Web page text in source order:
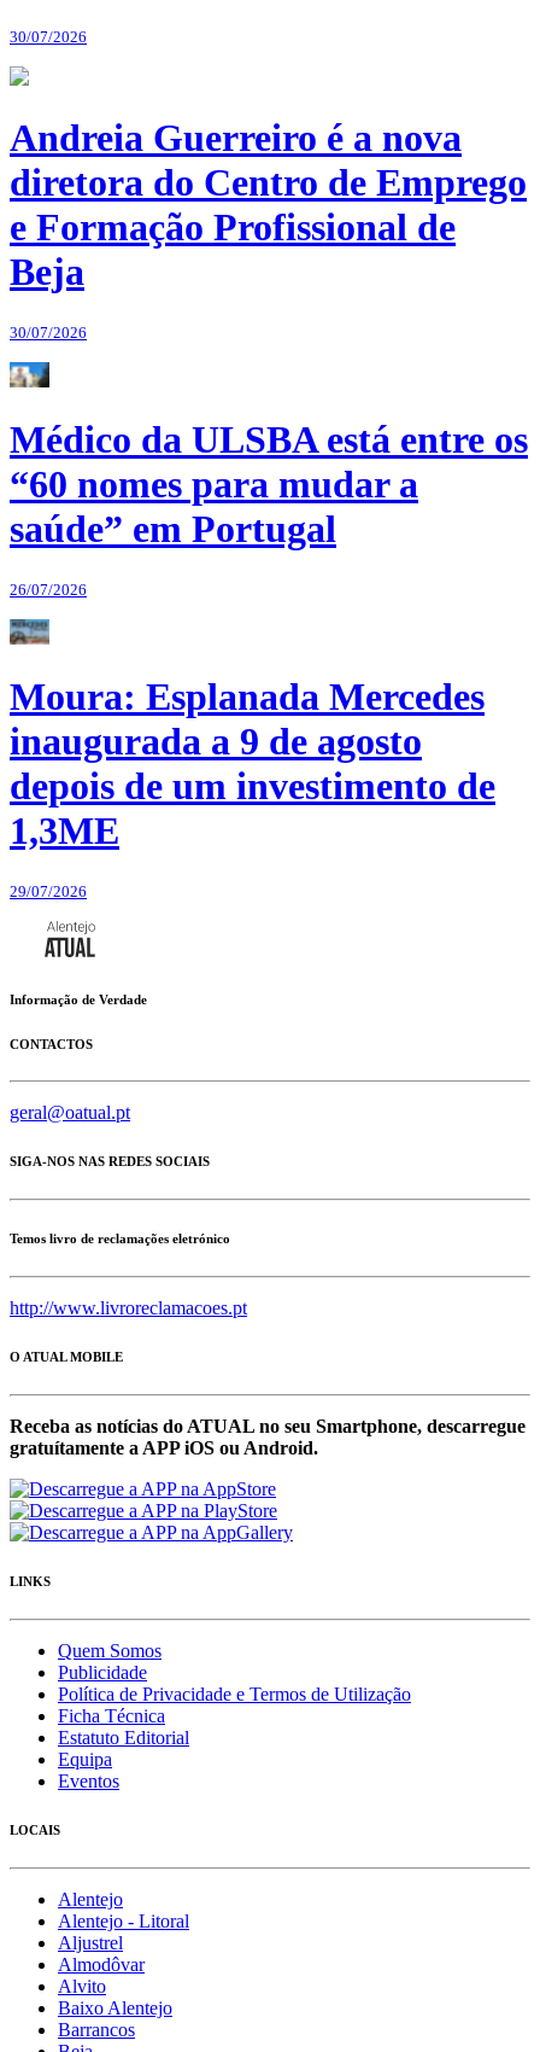
30/07/2026
Andreia Guerreiro é a nova
diretora do Centro de Emprego
e Formação Profissional de
Beja
30/07/2026
Médico da ULSBA está entre os
“60 nomes para mudar a
saúde” em Portugal
26/07/2026
Moura: Esplanada Mercedes
inaugurada a 9 de agosto
depois de um investimento de
1,3ME
29/07/2026
Informação de Verdade
CONTACTOS
geral@oatual.pt
SIGA-NOS NAS REDES SOCIAIS
Temos livro de reclamações eletrónico
http://www.livroreclamacoes.pt
O ATUAL MOBILE
Receba as notícias do ATUAL no seu Smartphone, descarregue
gratuítamente a APP iOS ou Android.
LINKS
Quem Somos
Publicidade
Política de Privacidade e Termos de Utilização
Ficha Técnica
Estatuto Editorial
Equipa
Eventos
LOCAIS
Alentejo
Alentejo - Litoral
Aljustrel
Almodôvar
Alvito
Baixo Alentejo
Barrancos